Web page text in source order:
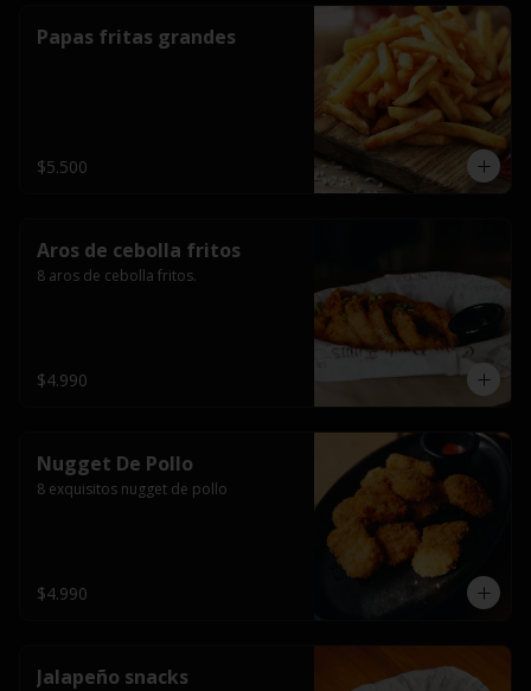
Papas fritas grandes
$5.500
Aros de cebolla fritos
8 aros de cebolla fritos.
$4.990
Nugget De Pollo
8 exquisitos nugget de pollo
$4.990
Jalapeño snacks